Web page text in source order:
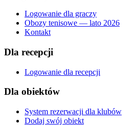
Logowanie dla graczy
Obozy tenisowe — lato 2026
Kontakt
Dla recepcji
Logowanie dla recepcji
Dla obiektów
System rezerwacji dla klubów
Dodaj swój obiekt